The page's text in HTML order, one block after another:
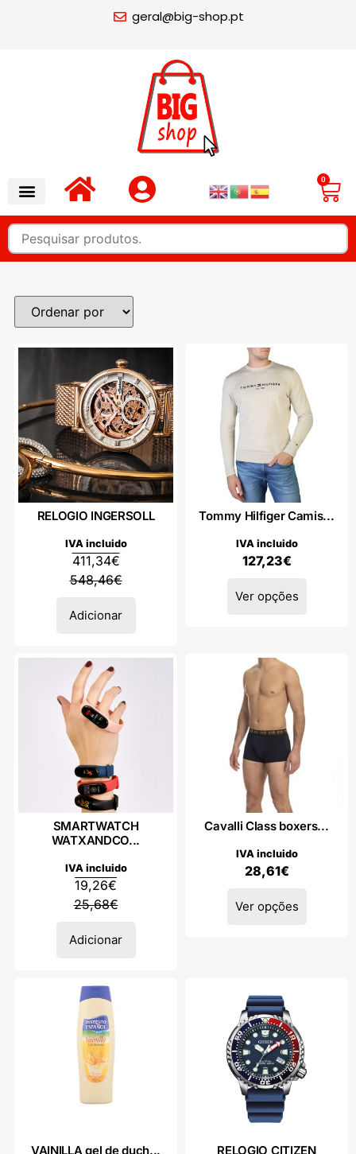
geral@big-shop.pt
0
RELOGIO INGERSOLL
548,46€
411,34€
IVA incluido
Adicionar
Tommy Hilfiger Camis...
127,23€
IVA incluido
Ver opções
SMARTWATCH
WATXANDCO...
25,68€
19,26€
IVA incluido
Adicionar
Cavalli Class boxers...
28,61€
IVA incluido
Ver opções
VAINILLA gel de duch... RELOGIO CITIZEN